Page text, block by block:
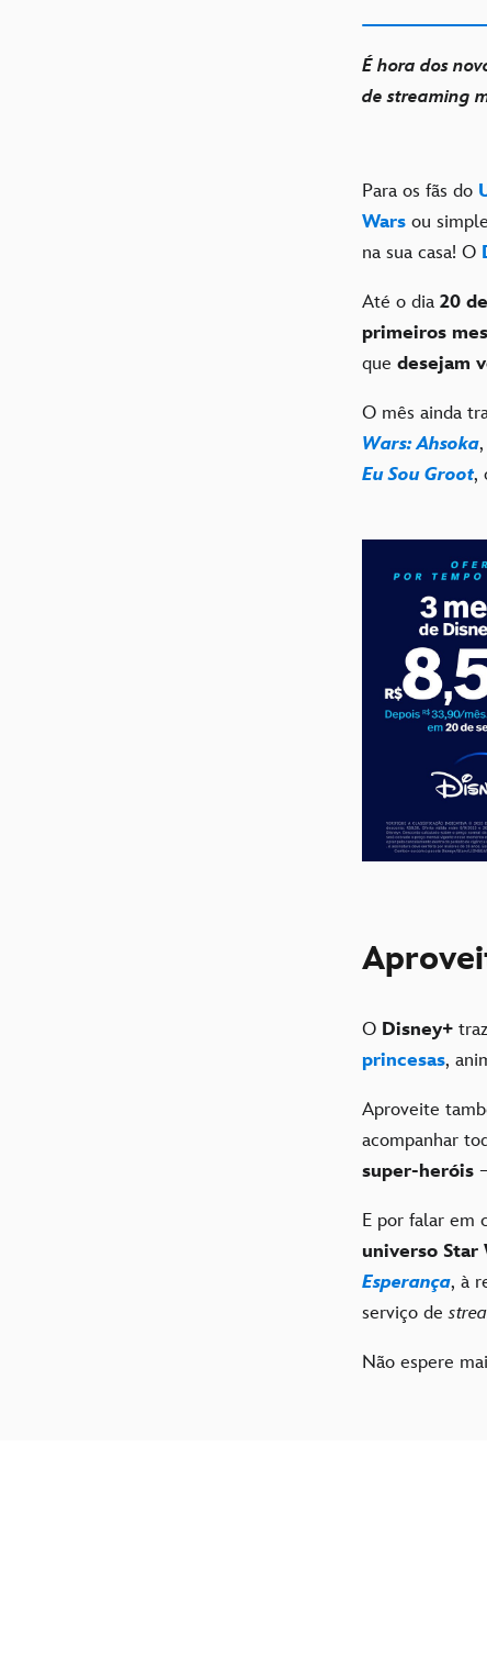
É hora dos
de streaming
Para os fãs do
Wars ou
na sua casa! O
Até o dia 20
primeiros
que desejam
O mês ainda
Wars: Ahsoka
Eu Sou Groot,
O Disney+
princesas,
Aproveite
acompanhar
super-heróis
E por falar em
universo Star
Esperança, à
serviço de
Não espere